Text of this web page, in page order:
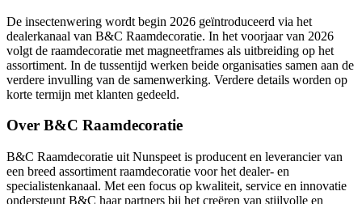
De insectenwering wordt begin 2026 geïntroduceerd via het
dealerkanaal van B&C Raamdecoratie. In het voorjaar van 2026
volgt de raamdecoratie met magneetframes als uitbreiding op het
assortiment. In de tussentijd werken beide organisaties samen aan de
verdere invulling van de samenwerking. Verdere details worden op
korte termijn met klanten gedeeld.
Over B&C Raamdecoratie
B&C Raamdecoratie uit Nunspeet is producent en leverancier van
een breed assortiment raamdecoratie voor het dealer- en
specialistenkanaal. Met een focus op kwaliteit, service en innovatie
ondersteunt B&C haar partners bij het creëren van stijlvolle en